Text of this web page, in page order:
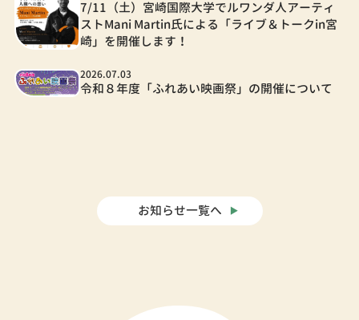
7/11（土）宮崎国際大学でルワンダ人アーティ
ストMani Martin氏による「ライブ＆トークin宮
崎」を開催します！
2026.07.03
令和８年度「ふれあい映画祭」の開催について
お知らせ一覧へ